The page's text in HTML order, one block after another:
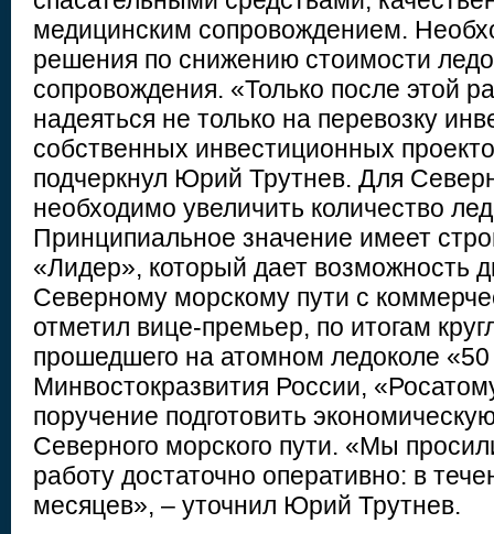
медицинским сопровождением.
решения по снижению стоимости
сопровождения. «Только после этой
надеяться не только на перевозку
собственных инвестиционных
подчеркнул Юрий Трутнев. Для
необходимо увеличить количество
Принципиальное значение имеет
«Лидер», который дает возможность
Северному морскому пути с
отметил вице-премьер, по итогам
прошедшего на атомном ледоколе
Минвостокразвития России,
поручение подготовить
Северного морского пути. «Мы
работу достаточно оперативно: в
месяцев», – уточнил Юрий Трутнев.